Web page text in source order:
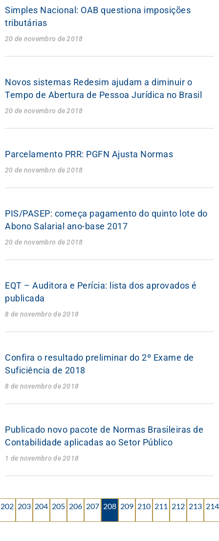
Simples Nacional: OAB questiona imposições
tributárias
20 de novembro de 2018
Novos sistemas Redesim ajudam a diminuir o
Tempo de Abertura de Pessoa Jurídica no Brasil
20 de novembro de 2018
Parcelamento PRR: PGFN Ajusta Normas
20 de novembro de 2018
PIS/PASEP: começa pagamento do quinto lote do
Abono Salarial ano-base 2017
20 de novembro de 2018
EQT – Auditora e Perícia: lista dos aprovados é
publicada
8 de novembro de 2018
Confira o resultado preliminar do 2º Exame de
Suficiência de 2018
8 de novembro de 2018
Publicado novo pacote de Normas Brasileiras de
Contabilidade aplicadas ao Setor Público
1 de novembro de 2018
202 203 204 205 206 207 208 209 210 211 212 213 214